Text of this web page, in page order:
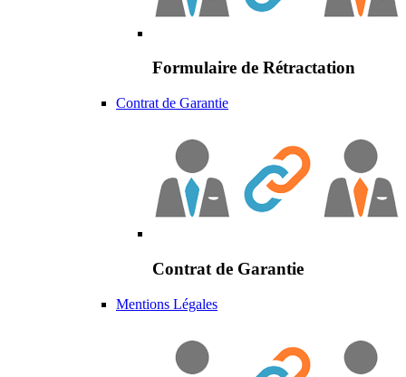
Formulaire de Rétractation
Contrat de Garantie
Contrat de Garantie
Mentions Légales